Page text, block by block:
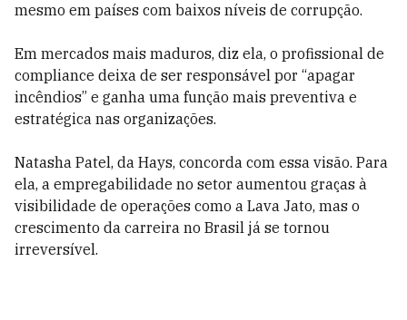
mesmo em países com baixos níveis de corrupção.
Em mercados mais maduros, diz ela, o profissional de
compliance deixa de ser responsável por “apagar
incêndios” e ganha uma função mais preventiva e
estratégica nas organizações.
Natasha Patel, da Hays, concorda com essa visão. Para
ela, a empregabilidade no setor aumentou graças à
visibilidade de operações como a Lava Jato, mas o
crescimento da carreira no Brasil já se tornou
irreversível.